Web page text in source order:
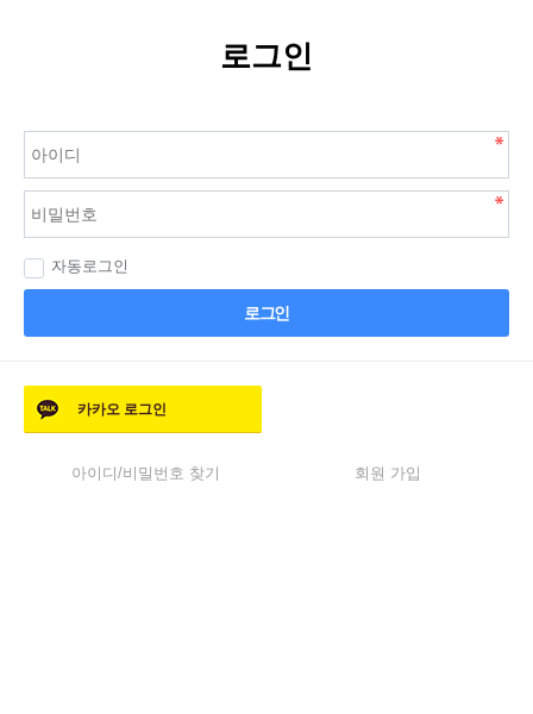
로그인
자동로그인
로그인
카카오 로그인
아이디/비밀번호 찾기 회원 가입